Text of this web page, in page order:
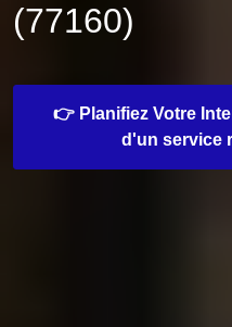
(77160)
👉 Planifiez Votre
d'un service